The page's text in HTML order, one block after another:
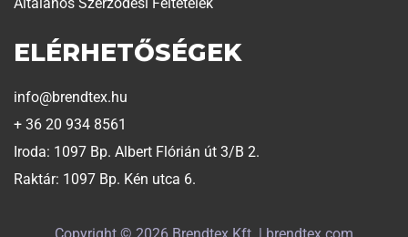
ELÉRHETŐSÉGEK
info@brendtex.hu
+ 36 20 934 8561
Iroda: 1097 Bp. Albert Flórián út 3/B 2.
Raktár: 1097 Bp. Kén utca 6.